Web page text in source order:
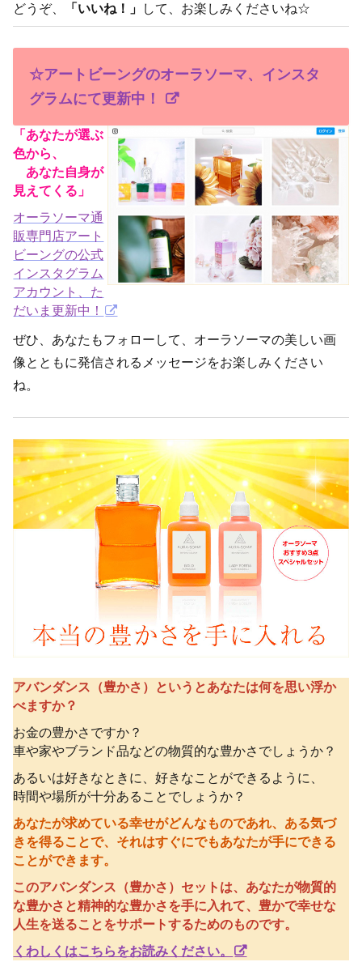
どうぞ、
「いいね！」 して、お楽しみくださいね☆
☆アートビーングのオーラソーマ、インスタ
グラムにて更新中！
「あなたが選ぶ
色から、
あなた自身が
見えてくる」
オーラソーマ通
販専門店アート
ビーングの公式
インスタグラム
アカウント、た
だいま更新中！
ぜひ、あなたもフォローして、オーラソーマの美しい画
像とともに発信されるメッセージをお楽しみください
ね。
アバンダンス（豊かさ）というとあなたは何を思い浮か
べますか？
お金の豊かさですか？
車や家やブランド品などの物質的な豊かさでしょうか？
あるいは好きなときに、好きなことができるように、
時間や場所が十分あることでしょうか？
あなたが求めている幸せがどんなものであれ、ある気づ
きを得ることで、それはすぐにでもあなたが手にできる
ことができます。
このアバンダンス（豊かさ）セットは、あなたが物質的
な豊かさと精神的な豊かさを手に入れて、豊かで幸せな
人生を送ることをサポートするためのものです。
くわしくはこちらをお読みください。